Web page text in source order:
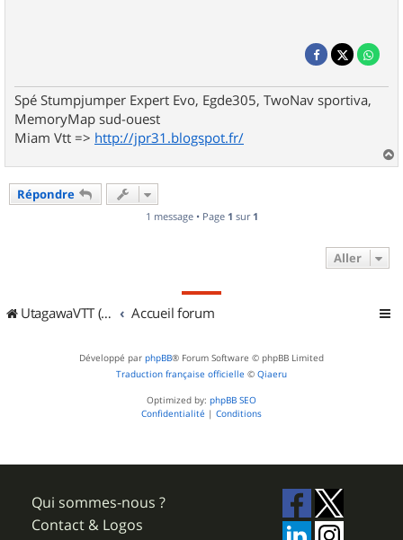
Spé Stumpjumper Expert Evo, Egde305, TwoNav sportiva,
MemoryMap sud-ouest
Miam Vtt => http://jpr31.blogspot.fr/
a
Répondre
1 message • Page 1 sur 1
Aller
UtagawaVTT (Randos VTT et VTTAE avec traces GPS) Accueil forum
Développé par phpBB® Forum Software © phpBB Limited
Traduction française officielle © Qiaeru
Optimized by: phpBB SEO
Confidentialité | Conditions
Qui sommes-nous ?
Contact & Logos